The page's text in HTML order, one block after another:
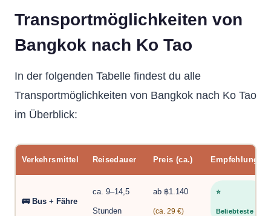
Transportmöglichkeiten von
Bangkok nach Ko Tao
In der folgenden Tabelle findest du alle
Transportmöglichkeiten von Bangkok nach Ko Tao
im Überblick:
Verkehrsmittel Reisedauer Preis (ca.) Empfehlung
🚌 Bus + Fähre
ca. 9–14,5
Stunden
ab ฿1.140
(ca. 29 €)
⭐
Beliebteste